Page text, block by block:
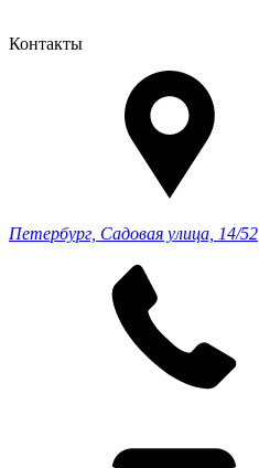
Контакты
Петербург, Садовая улица, 14/52